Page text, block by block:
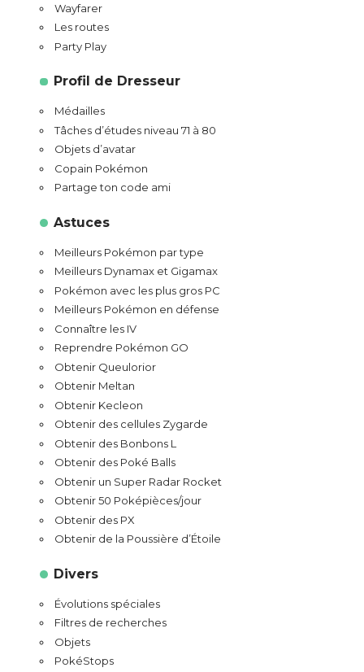
Wayfarer
Les routes
Party Play
Profil de Dresseur
Médailles
Tâches d’études niveau 71 à 80
Objets d’avatar
Copain Pokémon
Partage ton code ami
Astuces
Meilleurs Pokémon par type
Meilleurs Dynamax et Gigamax
Pokémon avec les plus gros PC
Meilleurs Pokémon en défense
Connaître les IV
Reprendre Pokémon GO
Obtenir Queulorior
Obtenir Meltan
Obtenir Kecleon
Obtenir des cellules Zygarde
Obtenir des Bonbons L
Obtenir des Poké Balls
Obtenir un Super Radar Rocket
Obtenir 50 Poképièces/jour
Obtenir des PX
Obtenir de la Poussière d’Étoile
Divers
Évolutions spéciales
Filtres de recherches
Objets
PokéStops